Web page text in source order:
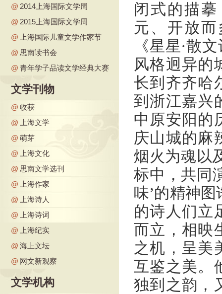
@ 2014上海国际文学周
@ 2015上海国际文学周
@
上海国际儿童文学作家节
@ 思南读书会
@ 青年学子品读文学经典大赛
文学刊物
@ 收获
@
上海文学
@ 萌芽
@
上海文化
@ 思南文学选刊
@
上海作家
@
上海诗人
@
上海诗词
@
上海纪实
@ 海上文坛
@ 网文新观察
文学机构
闭式的描
元、开放
《星星·散
风格迥异的
长到齐齐哈
到浙江嘉兴
中原安阳的
庆山城的麻
烟火为魂以
标中，共同
味’的精神
的诗人们立
而立，相映
之机，呈美
互鉴之美。
独到之韵，